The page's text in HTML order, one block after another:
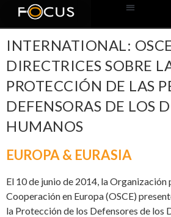
INTERNATIONAL:
DIRECTRICES SOBRE
PROTECCIÓN DE LAS
DEFENSORAS DE LOS
HUMANOS
EUROPA & EURASIA
El 10 de junio de 2014, la Organización
Cooperación en Europa (OSCE)
la Protección de los Defensores de los